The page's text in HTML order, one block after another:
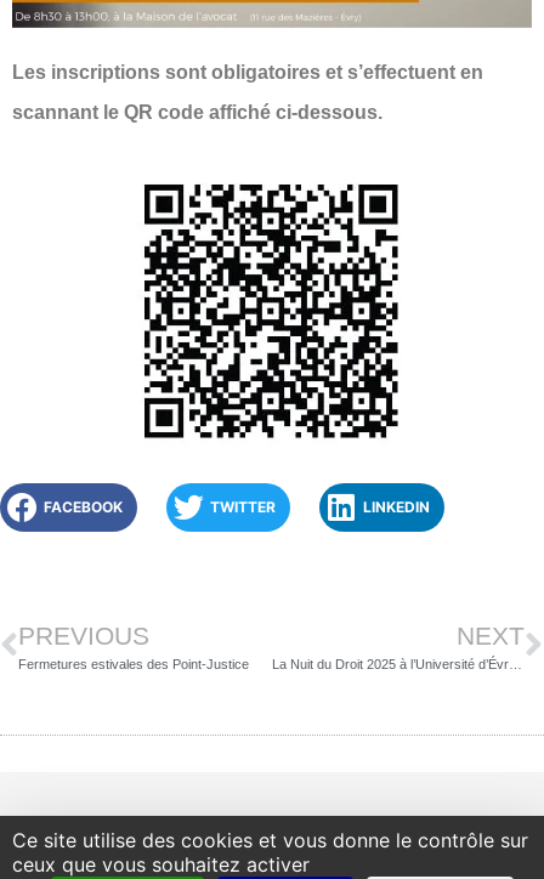
Les inscriptions sont obligatoires et s’effectuent en
scannant le QR code affiché ci-dessous.
FACEBOOK TWITTER LINKEDIN
PREVIOUS
Fermetures estivales des Point-Justice
NEXT
La Nuit du Droit 2025 à l’Université d’Évry : un ciné-débat engagé autour de la justice restaurative
Ce site utilise des cookies et vous donne le contrôle sur
ceux que vous souhaitez activer